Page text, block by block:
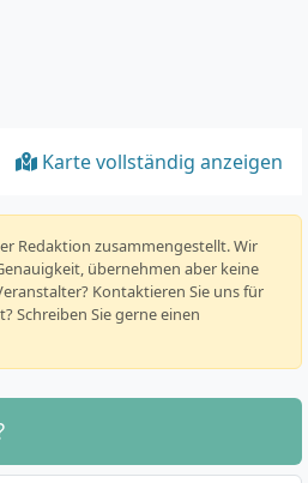
Karte vollständig anzeigen
Redaktion zusammengestellt. Wir
übernehmen aber keine
Kontaktieren Sie uns für
Schreiben Sie gerne einen